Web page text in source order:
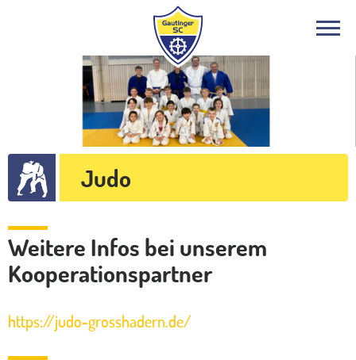
Judo
Weitere Infos bei unserem
Kooperationspartner
https://judo-grosshadern.de/